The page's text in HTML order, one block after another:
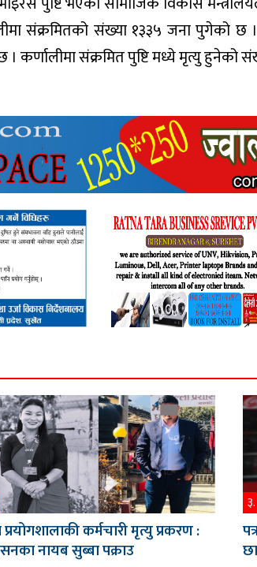
संक्रमितको संख्या १३३५ जना पुगेको छ
कर्णालीमा संक्रमित पुष्टि मध्ये मृत्यु हुनेको
कर्मचारी मृत्यु प्रकरण :
नायब सुब्बा पक्राउ
३.